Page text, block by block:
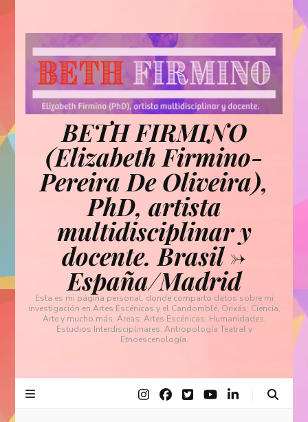
BETH FIRMINO
(Elizabeth Firmino-
Pereira De Oliveira),
PhD, artista
multidisciplinar y
docente. Brasil ->
España/Madrid
Esta es mi página personal, donde comparto datos sobre mi
investigación en Artes Escénicas y el Candomblé, Orixás, Ciencia,
Arte y mucho más. Áreas: Artes Escénicas, Humanidades,
Estudios Interdisciplinares, Antropología Teatral y
Etnoescenología.